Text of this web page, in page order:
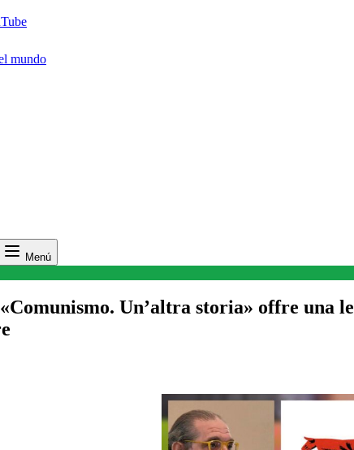
mundo
Menú
Un’altra storia» offre